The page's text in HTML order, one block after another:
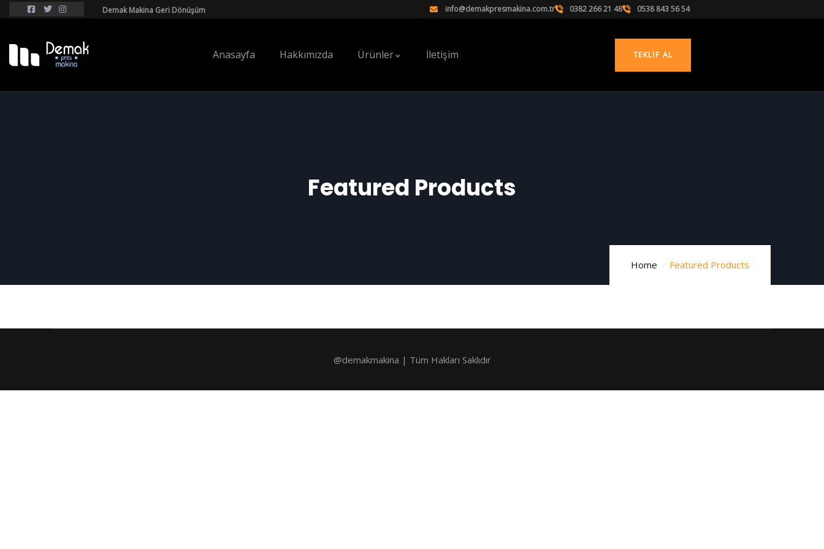
Demak Makina Geri Dönüşüm info@demakpresmakina.com.tr 0382 266 21 48 0538 843 56 54
Anasayfa Hakkımızda Ürünler İletişim TEKLIF AL
Featured Products
Home Featured Products
@demakmakina | Tüm Hakları Saklıdır